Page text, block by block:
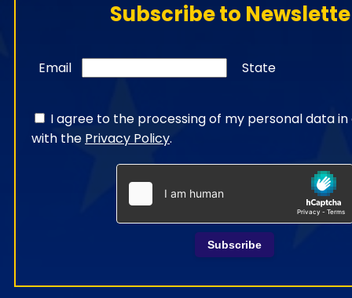
Subscribe to
Email State
I agree to the processing of my personal data
with the Privacy Policy.
Subscribe